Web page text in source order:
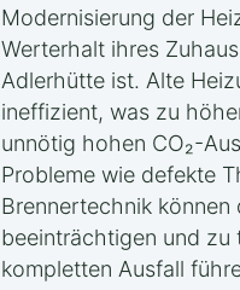
Modernisierung der
Werterhalt ihres
Adlerhütte ist. Alte
ineffizient, was zu
unnötig hohen CO₂-
Probleme wie defekte
Brennertechnik
beeinträchtigen und zu
kompletten Ausfall